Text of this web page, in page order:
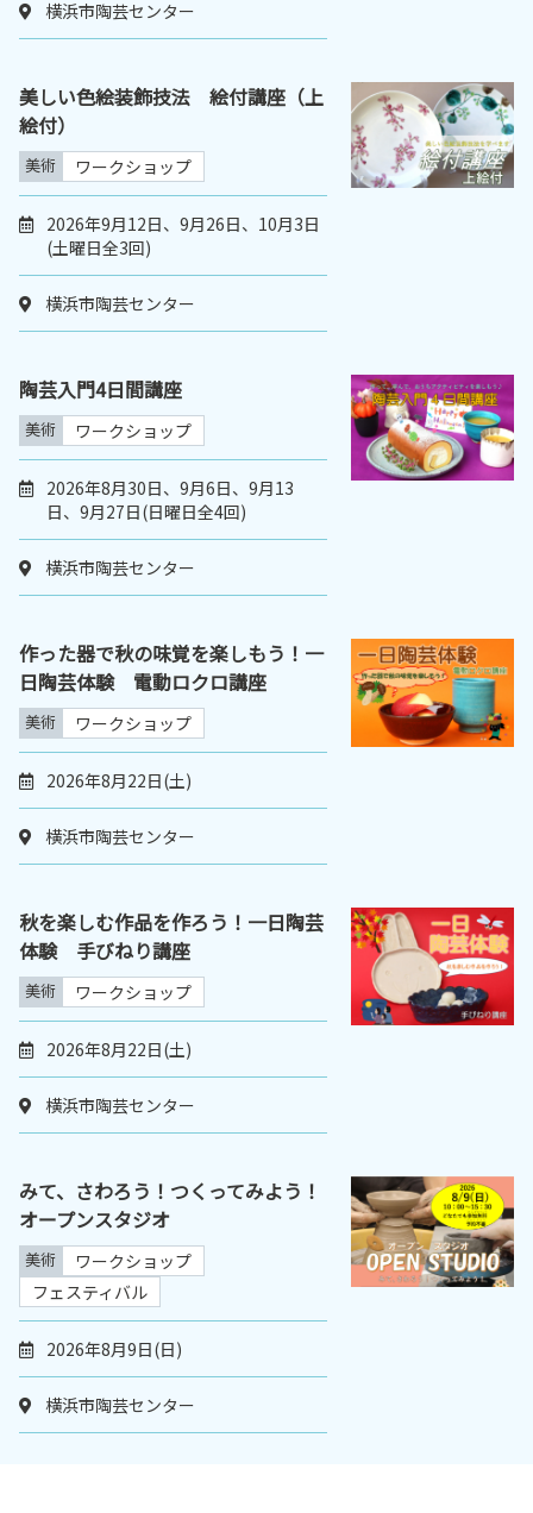
横浜市陶芸センター
美しい色絵装飾技法 絵付講座（上
絵付）
美術 ワークショップ
2026年9月12日、9月26日、10月3日
(土曜日全3回)
横浜市陶芸センター
陶芸入門4日間講座
美術 ワークショップ
2026年8月30日、9月6日、9月13
日、9月27日(日曜日全4回)
横浜市陶芸センター
作った器で秋の味覚を楽しもう！一
日陶芸体験 電動ロクロ講座
美術 ワークショップ
2026年8月22日(土)
横浜市陶芸センター
秋を楽しむ作品を作ろう！一日陶芸
体験 手びねり講座
美術 ワークショップ
2026年8月22日(土)
横浜市陶芸センター
みて、さわろう！つくってみよう！
オープンスタジオ
美術
ワークショップ
フェスティバル
2026年8月9日(日)
横浜市陶芸センター